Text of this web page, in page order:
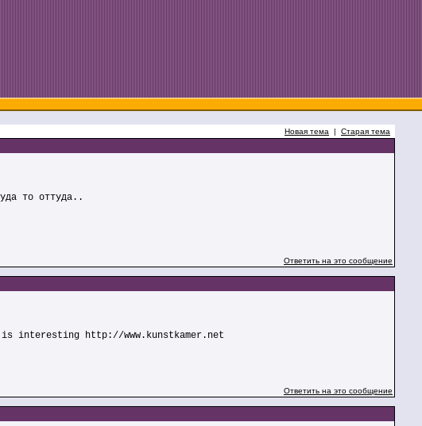
Новая тема | Старая тема
то оттуда..
Ответить на это сообщение
http://www.kunstkamer.net
Ответить на это сообщение